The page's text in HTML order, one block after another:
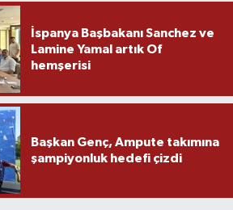
İspanya Başbakanı Sanchez ve
Lamine Yamal artık Of
hemşerisi
Başkan Genç, Ampute takımına
şampiyonluk hedefi çizdi